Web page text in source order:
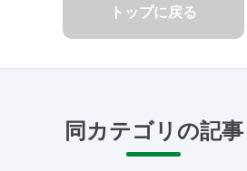
トップに戻る
同カテゴリの記事